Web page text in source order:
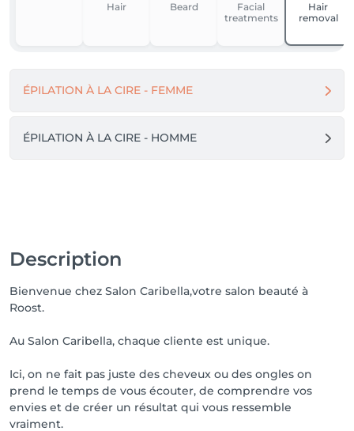
Hair Beard
Facial
treatments
Hair
removal
ÉPILATION À LA CIRE - FEMME
ÉPILATION À LA CIRE - HOMME
Description
Bienvenue chez Salon Caribella,votre salon beauté à
Roost.
Au Salon Caribella, chaque cliente est unique.
Ici, on ne fait pas juste des cheveux ou des ongles on
prend le temps de vous écouter, de comprendre vos
envies et de créer un résultat qui vous ressemble
vraiment.